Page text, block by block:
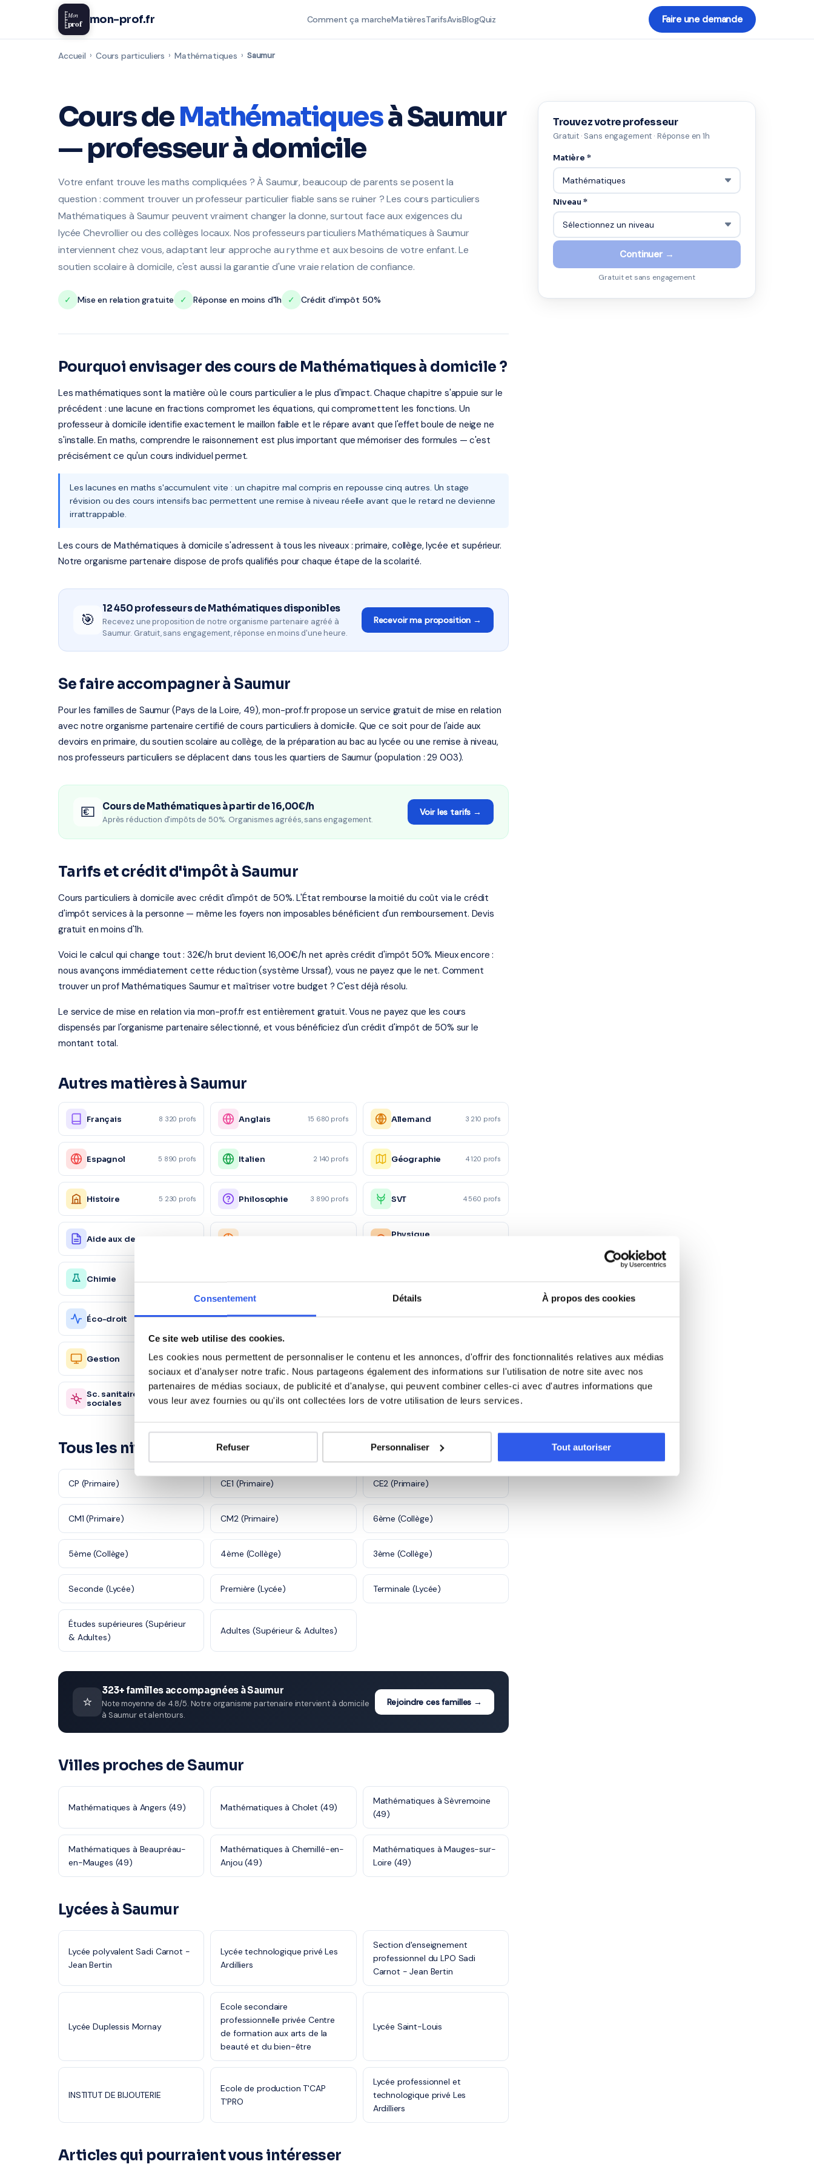
Consentement Détails À propos des cookies
Ce site web utilise des cookies.
Les cookies nous permettent de personnaliser le contenu et les annonces, d'offrir des fonctionnalités relatives aux médias
sociaux et d'analyser notre trafic. Nous partageons également des informations sur l'utilisation de notre site avec nos
partenaires de médias sociaux, de publicité et d'analyse, qui peuvent combiner celles-ci avec d'autres informations que
vous leur avez fournies ou qu'ils ont collectées lors de votre utilisation de leurs services.
Refuser Personnaliser Tout autoriser
Mon
prof mon-prof.fr Comment ça marcheMatièresTarifsAvisBlogQuiz Faire une demande
Accueil › Cours particuliers › Mathématiques › Saumur
Cours deMathématiquesà Saumur
— professeur à domicile
Votre enfant trouve les maths compliquées ? À Saumur, beaucoup de parents se posent la
question : comment trouver un professeur particulier fiable sans se ruiner ? Les cours particuliers
Mathématiques à Saumur peuvent vraiment changer la donne, surtout face aux exigences du
lycée Chevrollier ou des collèges locaux. Nos professeurs particuliers Mathématiques à Saumur
interviennent chez vous, adaptant leur approche au rythme et aux besoins de votre enfant. Le
soutien scolaire à domicile, c'est aussi la garantie d'une vraie relation de confiance.
✓ Mise en relation gratuite ✓ Réponse en moins d'1h ✓ Crédit d'impôt 50%
Pourquoi envisager des cours de Mathématiques à domicile ?
Les mathématiques sont la matière où le cours particulier a le plus d'impact. Chaque chapitre s'appuie sur le
précédent : une lacune en fractions compromet les équations, qui compromettent les fonctions. Un
professeur à domicile identifie exactement le maillon faible et le répare avant que l'effet boule de neige ne
s'installe. En maths, comprendre le raisonnement est plus important que mémoriser des formules — c'est
précisément ce qu'un cours individuel permet.
Les lacunes en maths s'accumulent vite : un chapitre mal compris en repousse cinq autres. Un stage
révision ou des cours intensifs bac permettent une remise à niveau réelle avant que le retard ne devienne
irrattrappable.
Les cours de Mathématiques à domicile s'adressent à tous les niveaux : primaire, collège, lycée et supérieur.
Notre organisme partenaire dispose de profs qualifiés pour chaque étape de la scolarité.
🎯
12 450 professeurs de Mathématiques disponibles
Recevez une proposition de notre organisme partenaire agréé à
Saumur. Gratuit, sans engagement, réponse en moins d'une heure.
Recevoir ma proposition →
Se faire accompagner à Saumur
Pour les familles de Saumur (Pays de la Loire, 49), mon-prof.fr propose un service gratuit de mise en relation
avec notre organisme partenaire certifié de cours particuliers à domicile. Que ce soit pour de l'aide aux
devoirs en primaire, du soutien scolaire au collège, de la préparation au bac au lycée ou une remise à niveau,
nos professeurs particuliers se déplacent dans tous les quartiers de Saumur (population : 29 003).
💶 Cours de Mathématiques à partir de 16,00€/h
Après réduction d'impôts de 50%. Organismes agréés, sans engagement.
Voir les tarifs →
Tarifs et crédit d'impôt à Saumur
Cours particuliers à domicile avec crédit d'impôt de 50%. L'État rembourse la moitié du coût via le crédit
d'impôt services à la personne — même les foyers non imposables bénéficient d'un remboursement. Devis
gratuit en moins d'1h.
Voici le calcul qui change tout : 32€/h brut devient 16,00€/h net après crédit d'impôt 50%. Mieux encore :
nous avançons immédiatement cette réduction (système Urssaf), vous ne payez que le net. Comment
trouver un prof Mathématiques Saumur et maîtriser votre budget ? C'est déjà résolu.
Le service de mise en relation via mon-prof.fr est entièrement gratuit. Vous ne payez que les cours
dispensés par l'organisme partenaire sélectionné, et vous bénéficiez d'un crédit d'impôt de 50% sur le
montant total.
Autres matières à Saumur
Français 8 320 profs Anglais 15 680 profs Allemand 3 210 profs
Espagnol 5 890 profs Italien 2 140 profs Géographie 4 120 profs
Histoire 5 230 profs Philosophie 3 890 profs SVT 4 560 profs
Aide aux devoirs
Physique
Chimie
Éco-droit 1 560 profs
Action
1 230 profs
Gestion 2 450 profs
Ressources
Humaines
1 120 profs
Santé et action
sociale
980 profs
Sc. sanitaires et
sociales
870 profs Autre 5 600 profs
Tous les niveaux en Mathématiques à Saumur
CP (Primaire) CE1 (Primaire) CE2 (Primaire)
CM1 (Primaire) CM2 (Primaire) 6ème (Collège)
5ème (Collège) 4ème (Collège) 3ème (Collège)
Seconde (Lycée) Première (Lycée) Terminale (Lycée)
Études supérieures (Supérieur
& Adultes)
Adultes (Supérieur & Adultes)
⭐
323+ familles accompagnées à Saumur
Note moyenne de 4.8/5. Notre organisme partenaire intervient à domicile
à Saumur et alentours.
Rejoindre ces familles →
Villes proches de Saumur
Mathématiques à Angers (49) Mathématiques à Cholet (49)
Mathématiques à Sèvremoine
(49)
Mathématiques à Beaupréau-
en-Mauges (49)
Mathématiques à Chemillé-en-
Anjou (49)
Mathématiques à Mauges-sur-
Loire (49)
Lycées à Saumur
Lycée polyvalent Sadi Carnot -
Jean Bertin
Lycée technologique privé Les
Ardilliers
Section d'enseignement
professionnel du LPO Sadi
Carnot - Jean Bertin
Lycée Duplessis Mornay
Ecole secondaire
professionnelle privée Centre
de formation aux arts de la
beauté et du bien-être
Lycée Saint-Louis
INSTITUT DE BIJOUTERIE
Ecole de production T'CAP
T'PRO
Lycée professionnel et
technologique privé Les
Ardilliers
Articles qui pourraient vous intéresser
Trouvez votre professeur
Gratuit · Sans engagement · Réponse en 1h
Matière *
Niveau *
Continuer →
Gratuit et sans engagement